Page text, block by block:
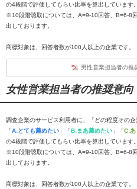
の4段階で評価してもらい比率を算出しています。
※10段階聴取については、A=9-10回答、B=6-8
出しております。
商標対象は、回答者数が100人以上の企業です。
男性営業担当者の推
女性営業担当者の推奨意向
調査企業のサービス利用者に、「どの程度その
「A:とても薦めたい 」「B:まあ薦めたい 」「C:あ
の4段階で評価してもらい比率を算出しています。
※10段階聴取については、A=9-10回答、B=6-8
出しております。
商標対象は、回答者数が100人以上の企業です。